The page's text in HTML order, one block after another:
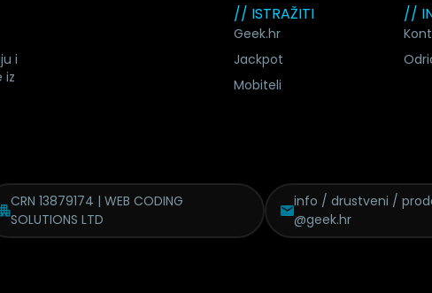
// ISTRAŽITI
Geek.hr
Jackpot
Mobiteli
//
i
iz
CRN 13879174 | WEB CODING
SOLUTIONS LTD
info / drustveni /
@geek.hr